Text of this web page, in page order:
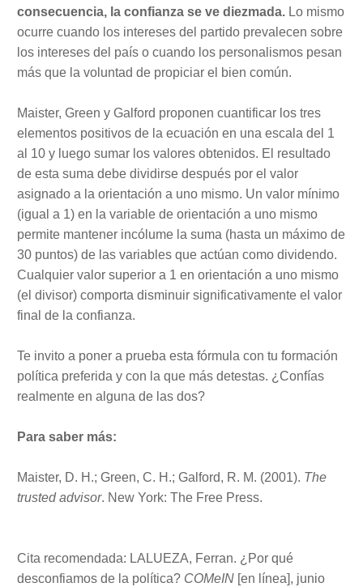
consecuencia, la confianza se ve diezmada. Lo mismo
ocurre cuando los intereses del partido prevalecen sobre
los intereses del país o cuando los personalismos pesan
más que la voluntad de propiciar el bien común.
Maister, Green y Galford proponen cuantificar los tres
elementos positivos de la ecuación en una escala del 1
al 10 y luego sumar los valores obtenidos. El resultado
de esta suma debe dividirse después por el valor
asignado a la orientación a uno mismo. Un valor mínimo
(igual a 1) en la variable de orientación a uno mismo
permite mantener incólume la suma (hasta un máximo de
30 puntos) de las variables que actúan como dividendo.
Cualquier valor superior a 1 en orientación a uno mismo
(el divisor) comporta disminuir significativamente el valor
final de la confianza.
Te invito a poner a prueba esta fórmula con tu formación
política preferida y con la que más detestas. ¿Confías
realmente en alguna de las dos?
Para saber más:
Maister, D. H.; Green, C. H.; Galford, R. M. (2001). The
trusted advisor. New York: The Free Press.
Cita recomendada: LALUEZA, Ferran. ¿Por qué
desconfiamos de la política? COMeIN [en línea], junio